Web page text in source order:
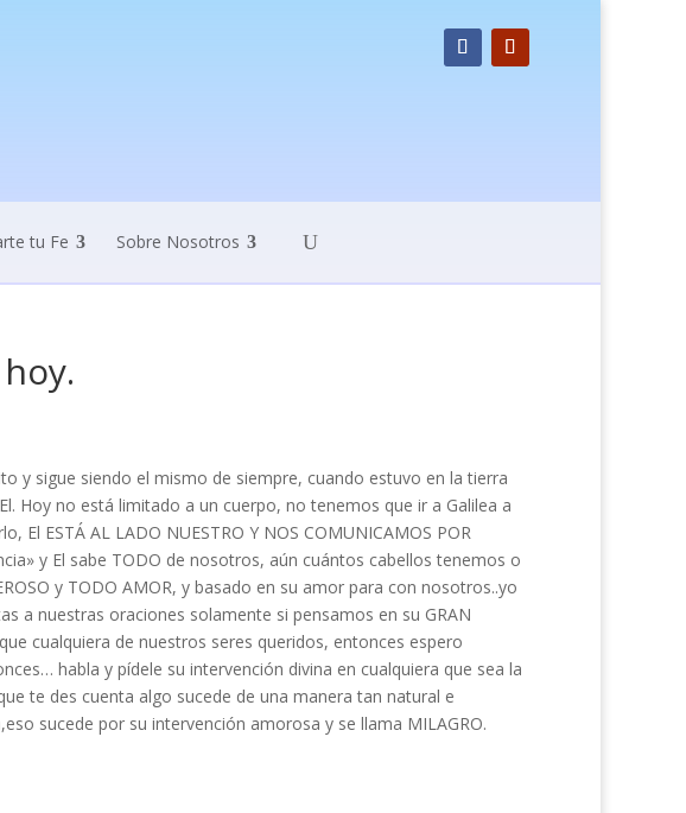
tu Fe Sobre Nosotros
y sigue siendo el mismo de siempre, cuando estuvo en la tierra
Hoy no está limitado a un cuerpo, no tenemos que ir a Galilea a
ESTÁ AL LADO NUESTRO Y NOS COMUNICAMOS POR
y El sabe TODO de nosotros, aún cuántos cabellos tenemos o
y TODO AMOR, y basado en su amor para con nosotros..yo
a nuestras oraciones solamente si pensamos en su GRAN
cualquiera de nuestros seres queridos, entonces espero
habla y pídele su intervención divina en cualquiera que sea la
te des cuenta algo sucede de una manera tan natural e
sucede por su intervención amorosa y se llama MILAGRO.